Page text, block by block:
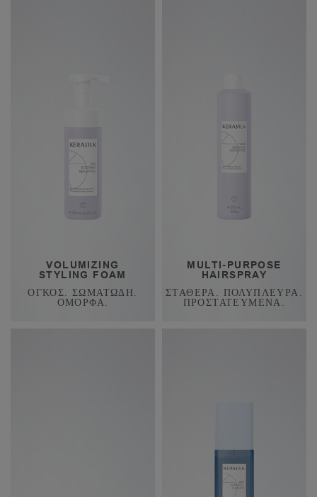
VOLUMIZING
STYLING FOAM
ΟΓΚΟΣ. ΣΩΜΑΤΩΔΗ.
ΟΜΟΡΦΑ.
MULTI-PURPOSE
HAIRSPRAY
ΣΤΑΘΕΡΆ. ΠΟΛΥΠΛΕΥΡΑ.
ΠΡΟΣΤΑΤΕΥΜΕΝΑ.